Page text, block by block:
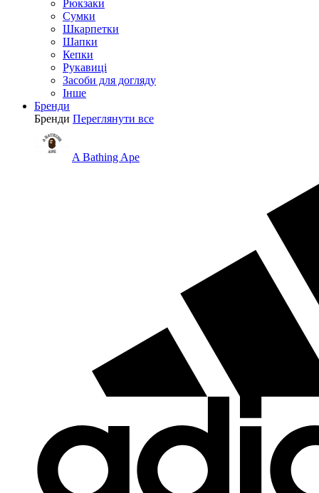
Рюкзаки
Сумки
Шкарпетки
Шапки
Кепки
Рукавиці
Засоби для догляду
Інше
Бренди
Бренди Переглянути все
A Bathing Ape